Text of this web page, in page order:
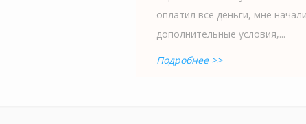
оплатил все деньги, мне
дополнительные условия,...
Подробнее >>